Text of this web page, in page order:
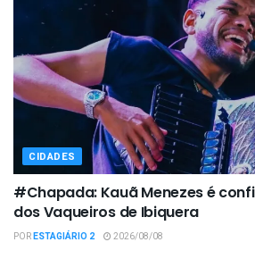
CIDADES
#Chapada: Kauã Menezes é
dos Vaqueiros de Ibiquera
PORESTAGIÁRIO 2 2026/08/08